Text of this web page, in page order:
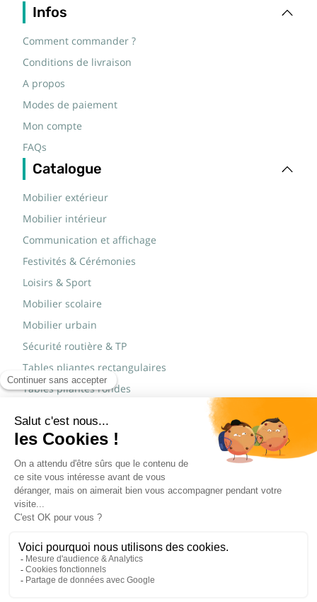
Infos
Comment commander ?
Conditions de livraison
A propos
Modes de paiement
Mon compte
FAQs
Catalogue
Mobilier extérieur
Mobilier intérieur
Communication et affichage
Festivités & Cérémonies
Loisirs & Sport
Mobilier scolaire
Mobilier urbain
Sécurité routière & TP
Tables pliantes rectangulaires
Tables pliantes rondes
Marques
JAD Groupe
Procity®
© Copyright 2015 - 2026,